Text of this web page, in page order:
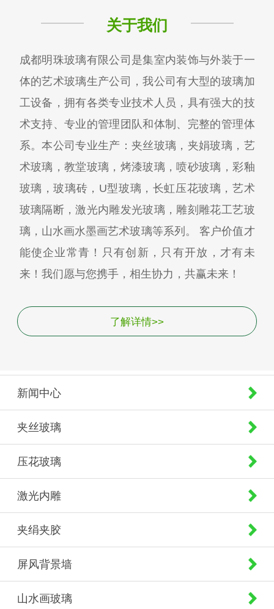
关于我们
成都明珠玻璃有限公司是集室内装饰与外装于一
体的艺术玻璃生产公司，我公司有大型的玻璃加
工设备，拥有各类专业技术人员，具有强大的技
术支持、专业的管理团队和体制、完整的管理体
系。本公司专业生产：夹丝玻璃，夹娟玻璃，艺
术玻璃，教堂玻璃，烤漆玻璃，喷砂玻璃，彩釉
玻璃，玻璃砖，U型玻璃，长虹压花玻璃，艺术
玻璃隔断，激光内雕发光玻璃，雕刻雕花工艺玻
璃，山水画水墨画艺术玻璃等系列。 客户价值才
能使企业常青！只有创新，只有开放，才有未
来！我们愿与您携手，相生协力，共赢未来！
了解详情>>
新闻中心
夹丝玻璃
压花玻璃
激光内雕
夹绢夹胶
屏风背景墙
山水画玻璃